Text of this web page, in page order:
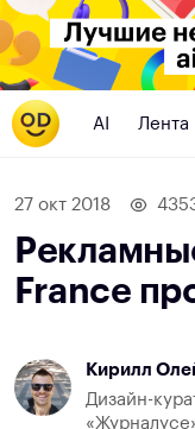
AI Лента
27 окт 2018
France
Кирилл
Дизайн-